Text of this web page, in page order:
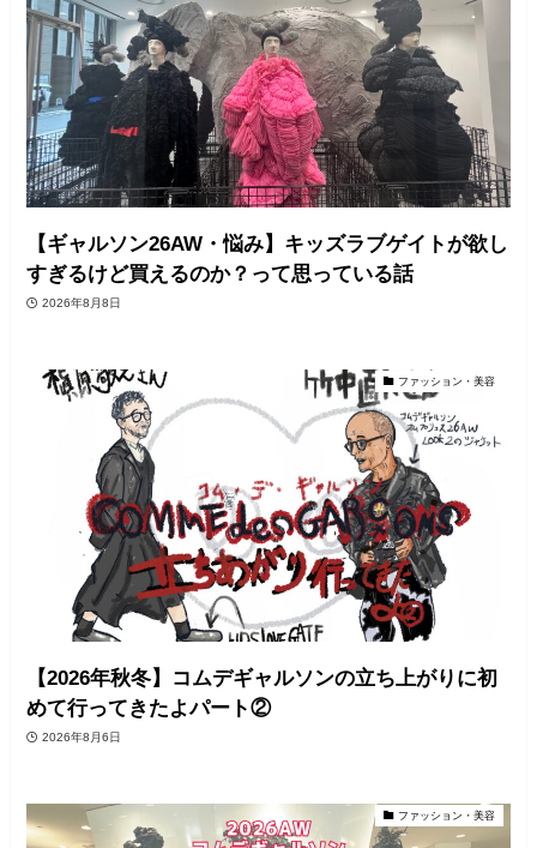
【ギャルソン26AW・悩み】キッズラブゲイトが欲し
すぎるけど買えるのか？って思っている話
2026年8月8日
ファッション・美容
【2026年秋冬】コムデギャルソンの立ち上がりに初
めて行ってきたよパート②
2026年8月6日
ファッション・美容